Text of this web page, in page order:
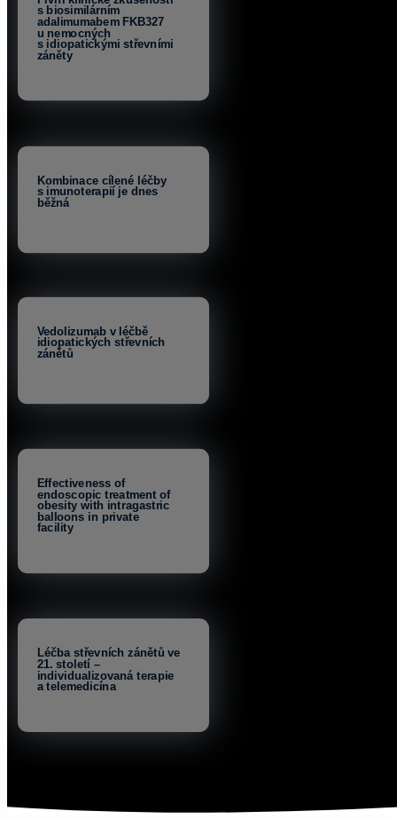
s biosimilárním
adalimumabem FKB327
u nemocných
s idiopatickými střevními
záněty
Kombinace cílené léčby
s imunoterapií je dnes
běžná
Vedolizumab v léčbě
idiopatických střevních
zánětů
Effectiveness of
endoscopic treatment of
obesity with intragastric
balloons in private
facility
Léčba střevních zánětů ve
21. století –
individualizovaná terapie
a telemedicína